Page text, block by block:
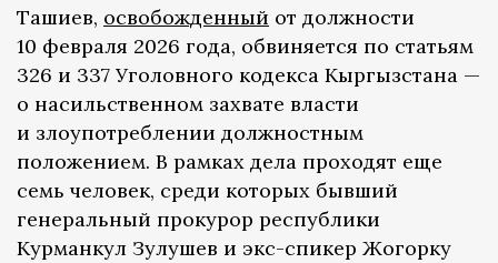
Ташиев, освобожденный от должности
10 февраля 2026 года, обвиняется по статьям
326 и 337 Уголовного кодекса Кыргызстана —
о насильственном захвате власти
и злоупотреблении должностным
положением. В рамках дела проходят еще
семь человек, среди которых бывший
генеральный прокурор республики
Курманкул Зулушев и экс-спикер Жогорку